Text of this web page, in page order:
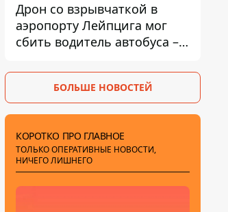
Дрон со взрывчаткой в ​​
аэропорту Лейпцига мог
сбить водитель автобуса –
БОЛЬШЕ НОВОСТЕЙ
КОРОТКО ПРО ГЛАВНОЕ
ТОЛЬКО ОПЕРАТИВНЫЕ НОВОСТИ,
НИЧЕГО ЛИШНЕГО